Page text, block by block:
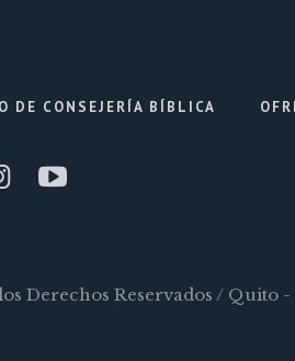
DE CONSEJERÍA BÍBLICA
Derechos Reservados / Quito